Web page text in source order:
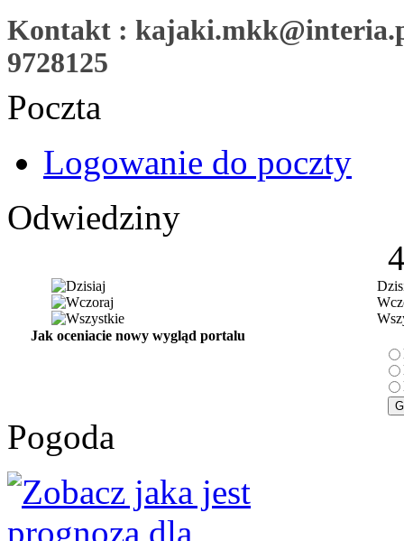
Kontakt :
9728125
Poczta
Logowanie do poczty
Odwiedziny
Jak oceniacie nowy wygląd portalu
Pogoda